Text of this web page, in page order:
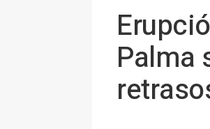
Palma